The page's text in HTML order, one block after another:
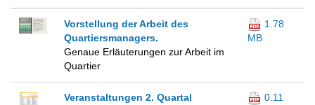
Vorstellung der Arbeit des
Quartiersmanagers.
Genaue Erläuterungen zur Arbeit im
Quartier
1.78
MB
Veranstaltungen 2. Quartal
0.11